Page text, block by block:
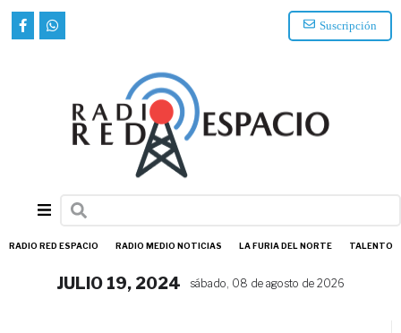
Suscripción
RADIO RED ESPACIO RADIO MEDIO NOTICIAS LA FURIA DEL NORTE TALENTO
JULIO 19, 2024 sábado, 08 de agosto de 2026